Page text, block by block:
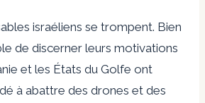
israéliens se trompent. Bien
de discerner leurs motivations
et les États du Golfe ont
à abattre des drones et des